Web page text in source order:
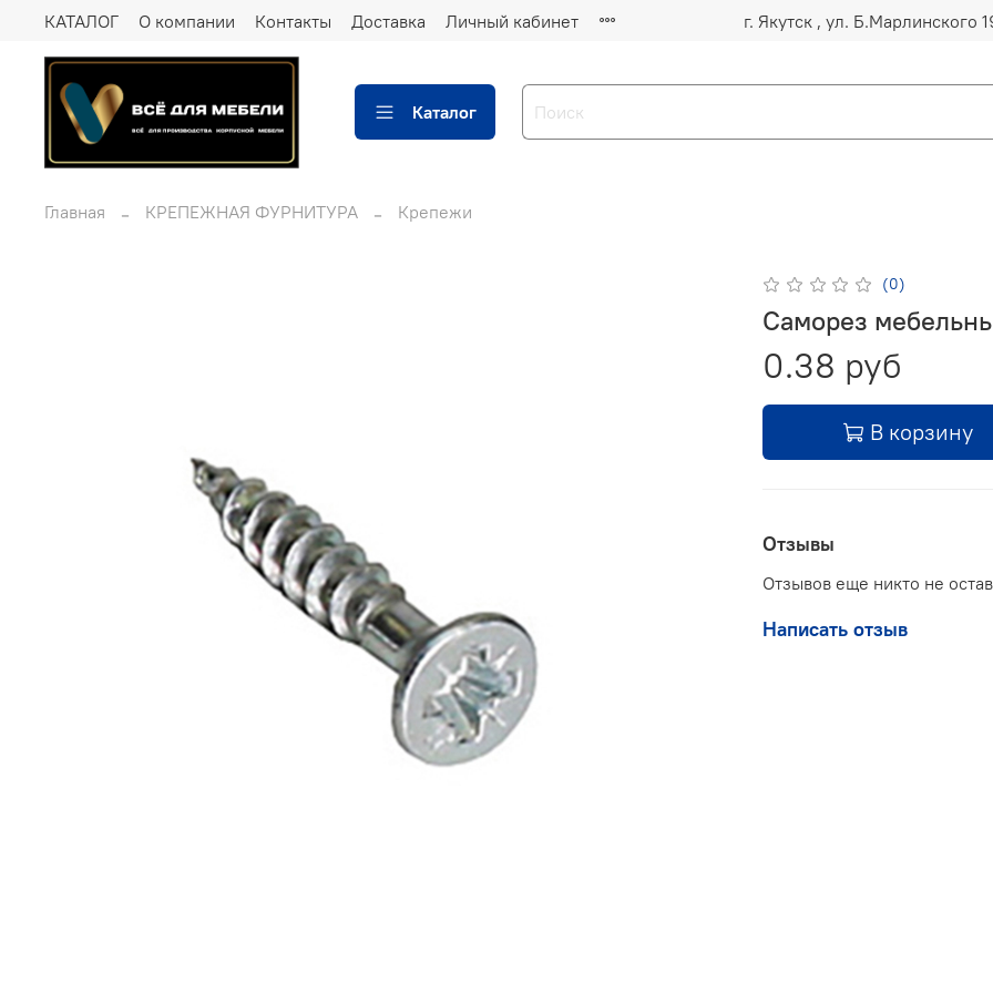
КАТАЛОГ О компании Контакты Доставка Личный кабинет
Каталог
Главная КРЕПЕЖНАЯ ФУРНИТУРА Крепежи
(0)
Саморез
0.38 руб
В корзину
Отзывы
Отзывов еще никто не
Написать отзыв